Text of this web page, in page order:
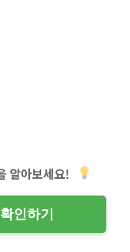
알아보세요!
인하기